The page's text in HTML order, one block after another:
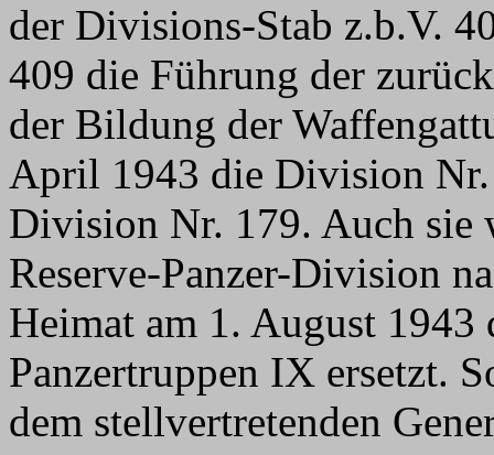
der Divisions-Stab z.b.V.
409 die Führung der
der Bildung der
April 1943 die Division
Division Nr. 179. Auch sie
Reserve-Panzer-Division
Heimat am 1. August
Panzertruppen IX ersetzt.
dem stellvertretenden